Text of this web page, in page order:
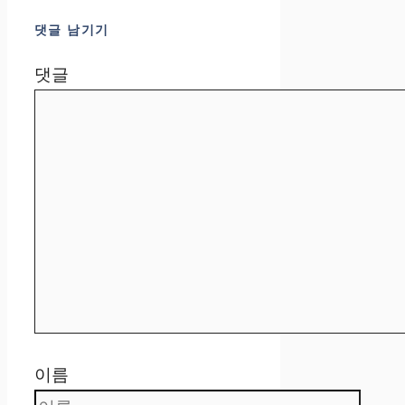
댓글 남기기
댓글
이름